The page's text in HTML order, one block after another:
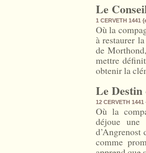
Le
1 CERVETH 1441
Où la
à restaurer
de
mettre
obtenir la
Le Destin
12 CERVETH 1441
Où la
déjoue une
d’Angrenost
comme